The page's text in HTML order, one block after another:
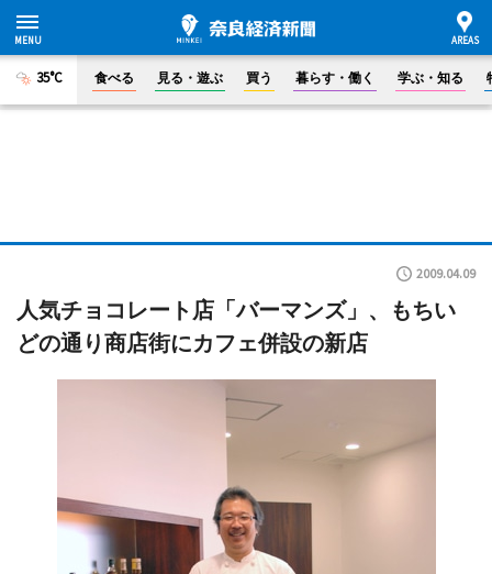
35°C 食べる 見る・遊ぶ 買う 暮らす・働く 学ぶ・知る
2009.04.09
人気チョコレート店「バーマンズ」、もちい
どの通り商店街にカフェ併設の新店